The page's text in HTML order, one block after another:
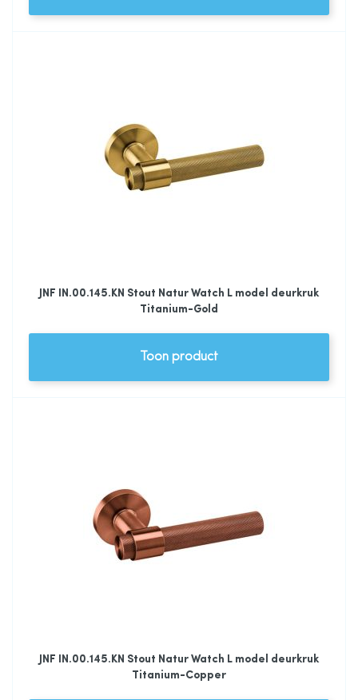
JNF IN.00.145.KN Stout Natur Watch L model deurkruk
Titanium-Gold
Toon product
JNF IN.00.145.KN Stout Natur Watch L model deurkruk
Titanium-Copper